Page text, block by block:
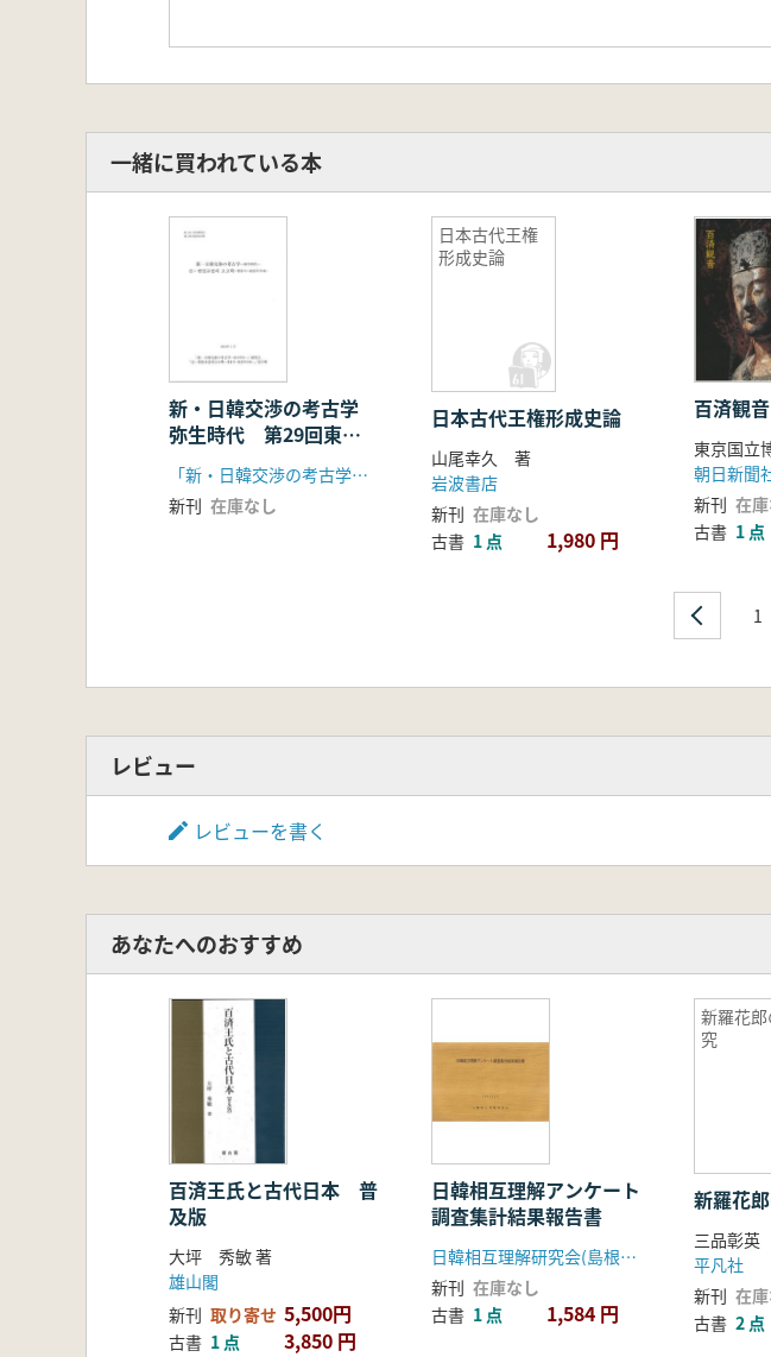
一緒に買われている本
新・日韓交渉の考古学
弥生時代 第29回東ア
ジア古代史・考古学研究
会交流会資料集(2冊組)
「新・日韓交渉の考古学 弥生時代」研究会 東アジア古代史・考古学研究会交流会
新刊 在庫なし
日本古代王権
形成史論
日本古代王権形成史論
山尾幸久 著
岩波書店
新刊 在庫なし
古書 1 点 1,980 円
百済観音
東京国立
朝日新聞
新刊 在
古書 1 点
1
レビュー
レビューを書く
あなたへのおすすめ
百済王氏と古代日本 普
及版
大坪 秀敏 著
雄山閣
新刊 取り寄せ 5,500円
古書 1 点 3,850 円
日韓相互理解アンケート
調査集計結果報告書
日韓相互理解研究会(島根大学)
新刊 在庫なし
古書 1 点 1,584 円
新羅花
究
新羅花
三品彰英
平凡社
新刊 在
古書 2 点